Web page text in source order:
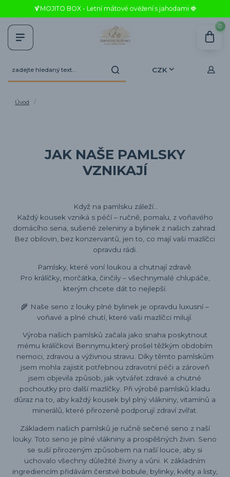
🍹MOJITO BOX - Letní mátové ověžení s jahodami 🍓
CZK
0
Úvod
JAK NAŠE PAMLSKY
VZNIKAJÍ
Když na pamlsku záleží…
Každý kousek vzniká s péčí – ručně, pomalu, z voňavého
domácího sena, sušené zeleniny a bylinek z našich zahrad.
Bez obilovin, bez konzervantů, jen to, co mají vaši mazlíčci
opravdu rádi.
Pamlsky, které voní loukou a chutnají zdravě.
Pro králíčky, morčátka, činčily – všechnymalé chlupáče,
kterým chcete dát to nejlepší.
🌾 Naše seno z louky plné bylinek je opravdu luxusní –
voňavé a plné chutí, které vaši mazlíčci milují.
Výroba našich pamlsků začala jako snaha poskytnout
mému králíčkovi Bennymu,který prošel těžkým obdobím
nemoci, zdravou a výživnou stravu. Díky těmto pamlskům
jsem mohla zajistit potřebnou zdravotní péči a zároveň
jsem objevila způsob, jak vytvářet zdravé a chutné
pochoutky pro další mazlíčky. Při výrobě pamlsků kladu
důraz na to, aby každý kousek byl plný vlákniny, vitamínů a
minerálů, které přirozeně podporují zdraví zvířat.
Základem našich pamlsků je ručně sečené seno z naší
louky. Toto seno je plné vlákniny a prospěšných živin. Seno
se suší přirozeným způsobem na naší louce, aby si
uchovalo všechny důležité živiny a vůni. K základním
ingrediencím přidávám čerstvé bobule, bylinky, květy a listy,